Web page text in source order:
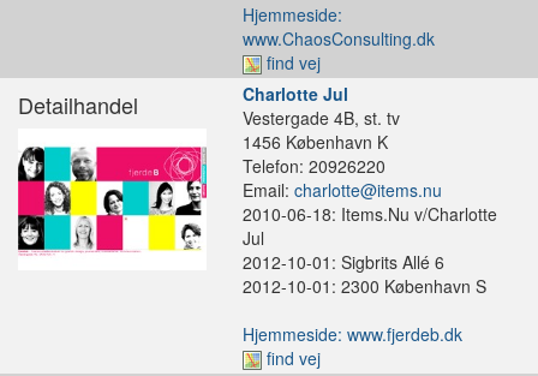
Hjemmeside:
www.ChaosConsulting.dk
find vej
Detailhandel
Charlotte Jul
Vestergade 4B, st. tv
1456 København K
Telefon: 20926220
Email: charlotte@items.nu
2010-06-18: Items.Nu v/Charlotte
Jul
2012-10-01: Sigbrits Allé 6
2012-10-01: 2300 København S
Hjemmeside: www.fjerdeb.dk
find vej